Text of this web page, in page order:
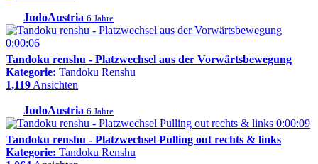
JudoAustria 6 Jahre
0:00:06
Tandoku renshu - Platzwechsel aus der Vorwärtsbewegung
Kategorie: Tandoku Renshu
1,119Ansichten
JudoAustria 6 Jahre
0:00:09
Tandoku renshu - Platzwechsel Pulling out rechts & links
Kategorie: Tandoku Renshu